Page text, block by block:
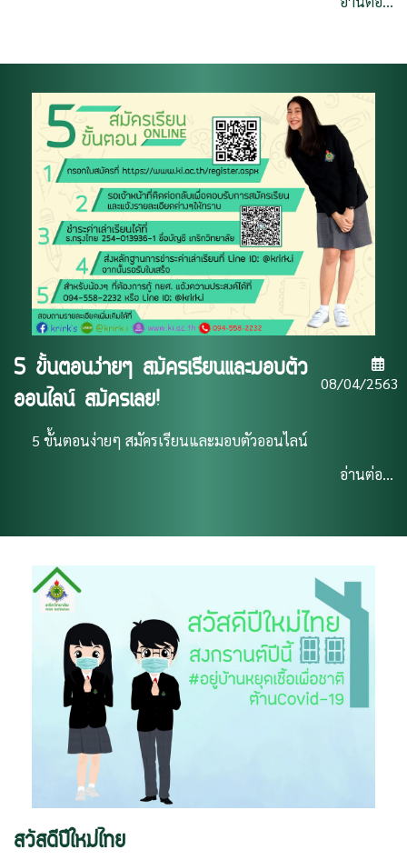
5 ขั้นตอนง่ายๆ สมัครเรียนและมอบตัว
ออนไลน์ สมัครเลย!
08/04/2563
5 ขั้นตอนง่ายๆ สมัครเรียนและมอบตัวออนไลน์
อ่านต่อ...
สวัสดีปีใหม่ไทย